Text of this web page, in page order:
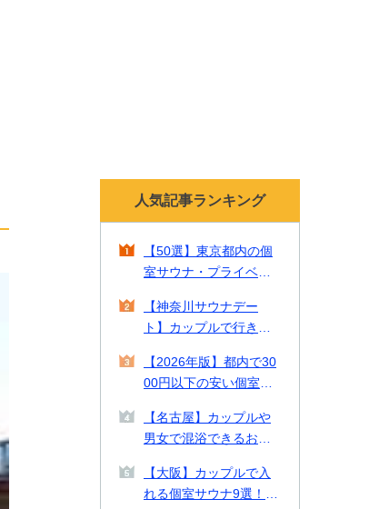
人気記事ランキング
【50選】東京都内の個
室サウナ・プライベー
なリラックスタイムを
【2026年最新】
【神奈川サウナデー
ト】カップルで行きた
2選をご紹介！
【2026年版】都内で30
00円以下の安い個室サ
る施設を徹底比較【料
金表付き】
【名古屋】カップルや
男女で混浴できるおす
プライベートサウナ9
選！
【大阪】カップルで入
れる個室サウナ9選！貸